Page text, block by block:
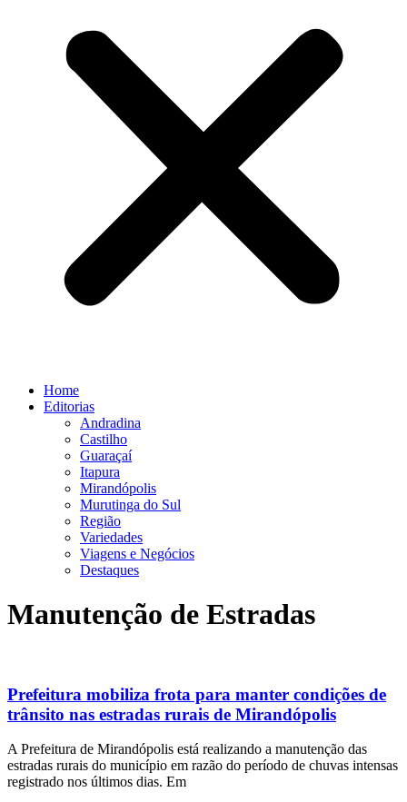
Home
Editorias
Andradina
Castilho
Guaraçaí
Itapura
Mirandópolis
Murutinga do Sul
Região
Variedades
Viagens e Negócios
Destaques
Manutenção de Estradas
Prefeitura mobiliza frota para manter condições de
trânsito nas estradas rurais de Mirandópolis
A Prefeitura de Mirandópolis está realizando a manutenção das
estradas rurais do município em razão do período de chuvas intensas
registrado nos últimos dias. Em